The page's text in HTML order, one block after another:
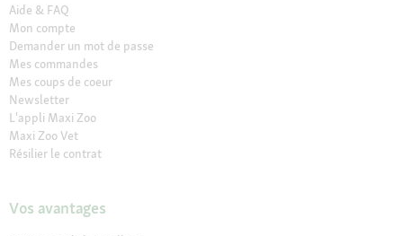
Aide & FAQ
Mon compte
Demander un mot de passe
Mes commandes
Mes coups de coeur
Newsletter
L'appli Maxi Zoo
Maxi Zoo Vet
Résilier le contrat
Vos avantages